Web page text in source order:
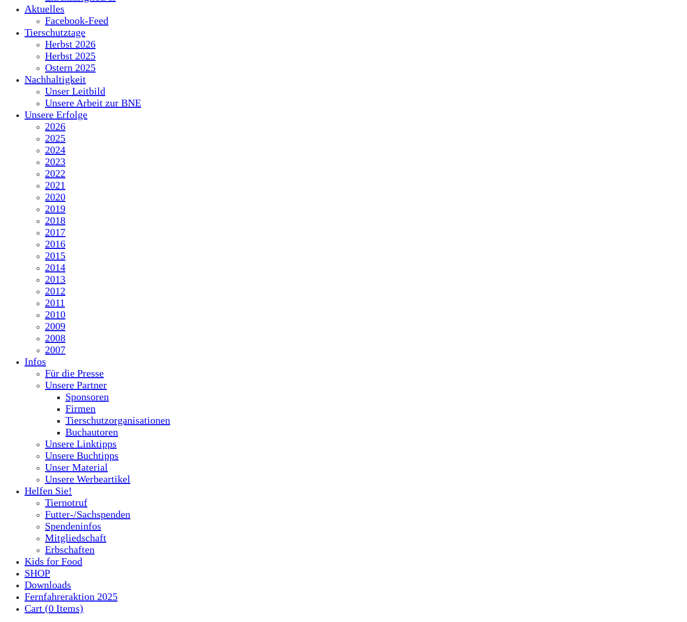
Aktuelles
Facebook-Feed
Tierschutztage
Herbst 2026
Herbst 2025
Ostern 2025
Nachhaltigkeit
Unser Leitbild
Unsere Arbeit zur BNE
Unsere Erfolge
2026
2025
2024
2023
2022
2021
2020
2019
2018
2017
2016
2015
2014
2013
2012
2011
2010
2009
2008
2007
Infos
Für die Presse
Unsere Partner
Sponsoren
Firmen
Tierschutzorganisationen
Buchautoren
Unsere Linktipps
Unsere Buchtipps
Unser Material
Unsere Werbeartikel
Helfen Sie!
Tiernotruf
Futter-/Sachspenden
Spendeninfos
Mitgliedschaft
Erbschaften
Kids for Food
SHOP
Downloads
Fernfahreraktion 2025
Cart (0 Items)